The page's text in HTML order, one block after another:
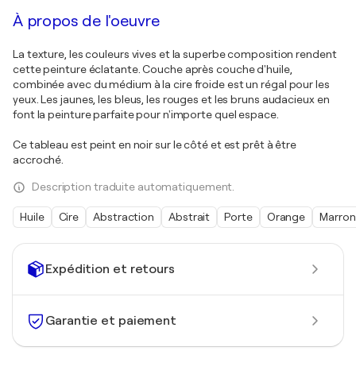
Expédition et retours
Garantie et paiement
À propos de l'oeuvre
La texture, les couleurs vives et la superbe composition rendent
cette peinture éclatante. Couche après couche d'huile,
combinée avec du médium à la cire froide est un régal pour les
yeux. Les jaunes, les bleus, les rouges et les bruns audacieux en
font la peinture parfaite pour n'importe quel espace.
Ce tableau est peint en noir sur le côté et est prêt à être
accroché.
Description traduite automatiquement.
Huile Cire Abstraction Abstrait Porte Orange Marron